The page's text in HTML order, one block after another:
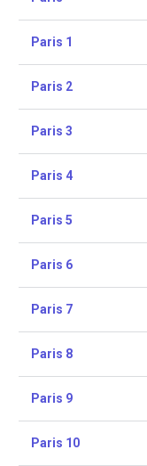
Paris 1
Paris 2
Paris 3
Paris 4
Paris 5
Paris 6
Paris 7
Paris 8
Paris 9
Paris 10